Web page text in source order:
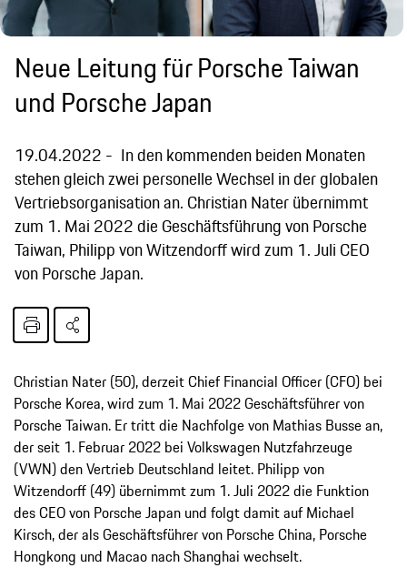
Neue Leitung für Porsche Taiwan
und Porsche Japan
19.04.2022
In den kommenden beiden Monaten
stehen gleich zwei personelle Wechsel in der globalen
Vertriebsorganisation an. Christian Nater übernimmt
zum 1. Mai 2022 die Geschäftsführung von Porsche
Taiwan, Philipp von Witzendorff wird zum 1. Juli CEO
von Porsche Japan.
Christian Nater (50), derzeit Chief Financial Officer (CFO) bei
Porsche Korea, wird zum 1. Mai 2022 Geschäftsführer von
Porsche Taiwan. Er tritt die Nachfolge von Mathias Busse an,
der seit 1. Februar 2022 bei Volkswagen Nutzfahrzeuge
(VWN) den Vertrieb Deutschland leitet. Philipp von
Witzendorff (49) übernimmt zum 1. Juli 2022 die Funktion
des CEO von Porsche Japan und folgt damit auf Michael
Kirsch, der als Geschäftsführer von Porsche China, Porsche
Hongkong und Macao nach Shanghai wechselt.